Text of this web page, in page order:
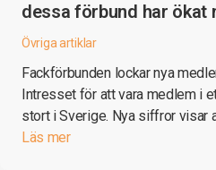
dessa förbund har ökat
Övriga artiklar
Fackförbunden lockar nya
Intresset för att vara medlem i
stort i Sverige. Nya siffror visar
Läs mer